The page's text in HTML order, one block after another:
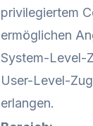
privilegiertem
ermöglichen
System-Level-
User-Level-
erlangen.